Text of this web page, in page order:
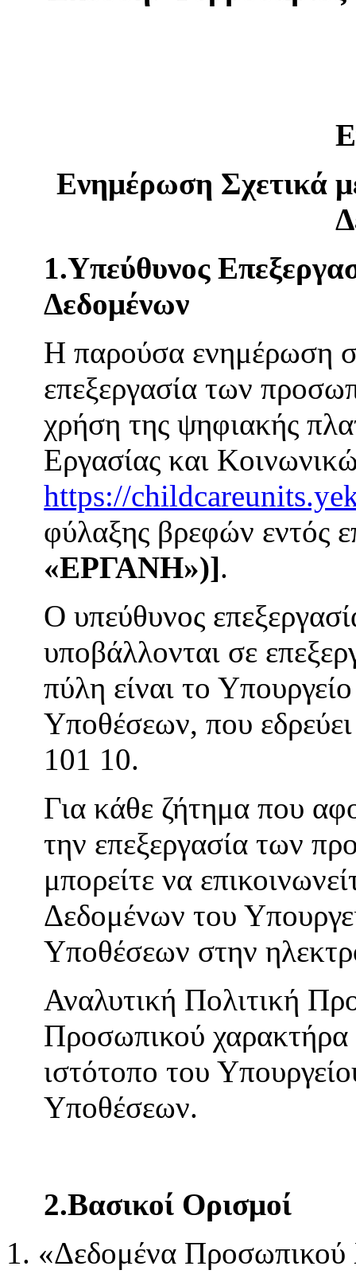
Ενημέρωση Σχετικά
1.Υπεύθυνος
Δεδομένων
Η παρούσα ενημέρωση
επεξεργασία των
χρήση της ψηφιακής
Εργασίας και
https://
φύλαξης βρεφών εντός
«ΕΡΓΑΝΗ»)].
Ο υπεύθυνος
υποβάλλονται σε
πύλη είναι το
Υποθέσεων, που
101 10.
Για κάθε ζήτημα που
την επεξεργασία των
μπορείτε να
Δεδομένων του
Υποθέσεων στην
Αναλυτική Πολιτική
Προσωπικού χαρακτήρα
ιστότοπο του
Υποθέσεων.
2.Βασικοί Ορισμοί
«Δεδομένα